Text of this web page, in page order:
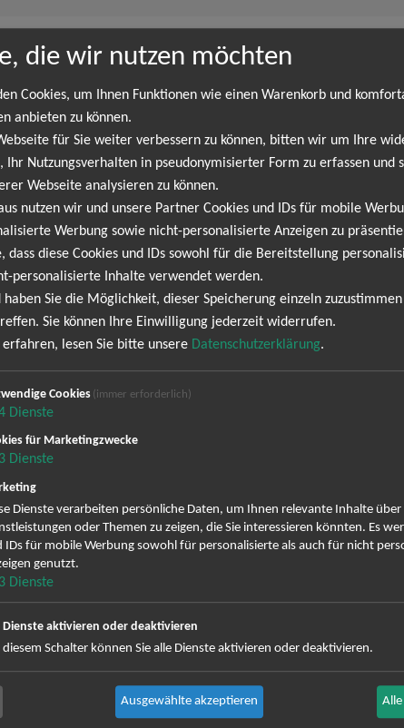
Schlossgarten
Mühlenwerke
19:30
am Rhein
Feier Festival
20:00
bei Eisenach
Creuzburg
19:30
Rheinaue
19:00
Wiedenbrück
Westfalica-Park
am Sportforum
19:30
Freilichtbühne
Festival Freilichtbühne
18:30
die wir nutzen möchten
Cookies, um Ihnen Funktionen wie einen Warenkorb und
anbieten zu können.
für Sie weiter verbessern zu können, bitten wir um Ihre
Ihr Nutzungsverhalten in pseudonymisierter Form zu erfassen und
Webseite analysieren zu können.
nutzen wir und unsere Partner Cookies und IDs für mobile
Werbung sowie nicht-personalisierte Anzeigen zu
dass diese Cookies und IDs sowohl für die Bereitstellung
personalisierte Inhalte verwendet werden.
haben Sie die Möglichkeit, dieser Speicherung einzeln
Sie können Ihre Einwilligung jederzeit widerrufen.
lesen Sie bitte unsere Datenschutzerklärung.
Cookies (immer erforderlich)
Dienste
für Marketingzwecke
3 Dienste
Dienste verarbeiten persönliche Daten, um Ihnen relevante Inhalte
oder Themen zu zeigen, die Sie interessieren könnten. Es
IDs für mobile Werbung sowohl für personalisierte als auch für nicht
genutzt.
3 Dienste
Dienste aktivieren oder deaktivieren
Schalter können Sie alle Dienste aktivieren oder deaktivieren.
Ausgewählte akzeptieren